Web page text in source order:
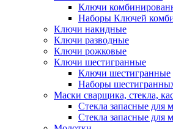
Ключи
Наборы Ключей
Ключи накидные
Ключи разводные
Ключи рожковые
Ключи шестигранные
Ключи шестигранные
Наборы
Маски сварщика, стекла,
Стекла запасные для
Стекла запасные для